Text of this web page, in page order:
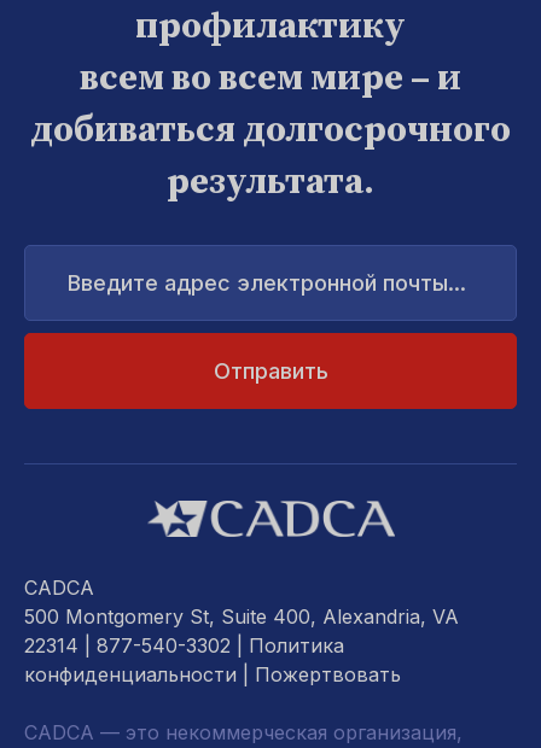
профилактику
всем во всем мире – и
добиваться долгосрочного
результата.
Введите
адрес
электронной
CADCA
500 Montgomery St, Suite 400, Alexandria, VA
22314 | 877-540-3302 | Политика
конфиденциальности
Пожертвовать
CADCA — это некоммерческая организация,